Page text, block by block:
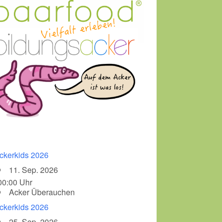
2026
11. Sep. 2026
Uhr
Acker Überauchen
2026